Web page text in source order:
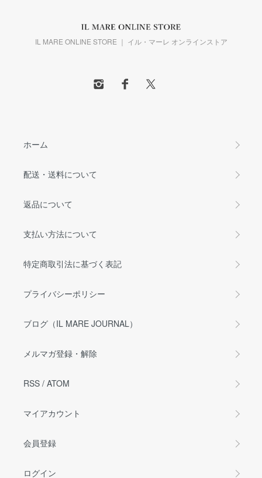
IL MARE ONLINE STORE ｜ イル・マーレ オンラインストア
ホーム
配送・送料について
返品について
支払い方法について
特定商取引法に基づく表記
プライバシーポリシー
ブログ（IL MARE JOURNAL）
メルマガ登録・解除
RSS / ATOM
マイアカウント
会員登録
ログイン